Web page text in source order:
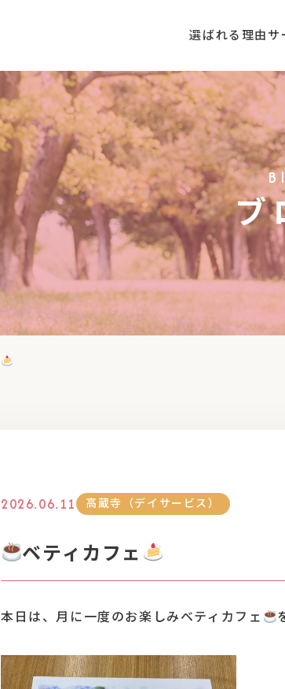
選ばれる理由 サ
ブ
2026.06.11 高蔵寺（デイサービス）
ベティカフェ
本日は、月に一度のお楽しみベティカフェ